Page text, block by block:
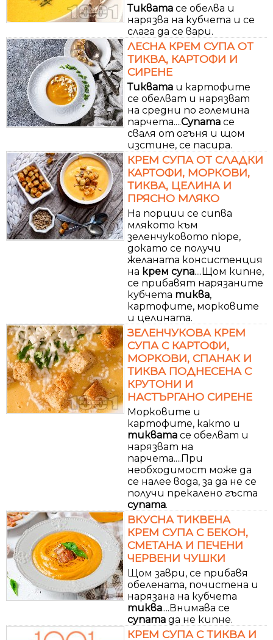
Тиквата се обелва и
нарязва на кубчета и се
слага да се вари.
ЛЕСНА КРЕМ СУПА ОТ
ТИКВА, КАРТОФИ И
СИРЕНЕ
Тиквата и картофите
се обелват и нарязват
на средни по големина
парчета....Супата се
сваля от огъня и щом
изстине, се пасира.
КРЕМ СУПА ОТ СЛАДКИ
КАРТОФИ, МОРКОВИ,
ТИКВА, ЦЕЛИНА И
ПРЯСНО МЛЯКО
На порции се сипва
млякото към
зеленчуковото пюре,
докато се получи
желаната консистенция
на крем супа....Щом кипне,
се прибавят нарязаните
кубчета тиква,
картофите, морковите
и целината.
ЗЕЛЕНЧУКОВА КРЕМ
СУПА С КАРТОФИ,
МОРКОВИ, СПАНАК И
ТИКВА ПОДНЕСЕНА С
КРУТОНИ И
НАСТЪРГАНО СИРЕНЕ
Морковите и
картофите, както и
тиквата се обелват и
нарязват на
парчета....При
необходимост може да
се налее вода, за да не се
получи прекалено гъста
супата.
ВКУСНА ТИКВЕНА
КРЕМ СУПА С БЕКОН,
СМЕТАНА И ПЕЧЕНИ
ЧЕРВЕНИ ЧУШКИ
Щом заври, се прибавя
обелената, почистена и
нарязана на кубчета
тиква....Внимава се
супата да не кипне.
КРЕМ СУПА С ТИКВА И